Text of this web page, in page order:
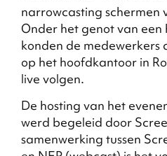
narrowcasting schermen
Onder het genot van
konden de medewerkers
op het hoofdkantoor in
live volgen.
De hosting van het
werd begeleid door
samenwerking tussen